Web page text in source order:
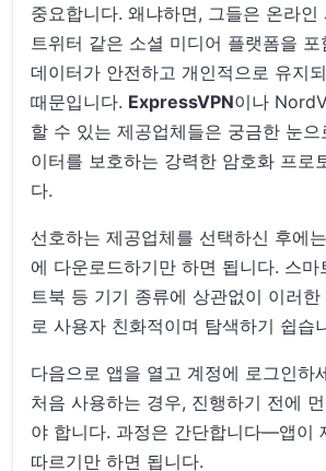
중요합니다. 왜냐하면, 그들은 온라인
트위터 같은 소셜 미디어 플랫폼을 포
데이터가 안전하고 개인적으로 유지
때문입니다. ExpressVPN이나
할 수 있는 제공업체들은 궁금한 눈으
이터를 보호하는 강력한 암호화 프로
다.
선호하는 제공업체를 선택하신 후에
에 다운로드하기만 하면 됩니다. 스마
트북 등 기기 종류에 상관없이 이러
로 사용자 친화적이며 탐색하기 쉽습
다음으로 앱을 열고 계정에 로그인하
처음 사용하는 경우, 진행하기 전에
야 합니다. 과정은 간단합니다—앱이
따르기만 하면 됩니다.